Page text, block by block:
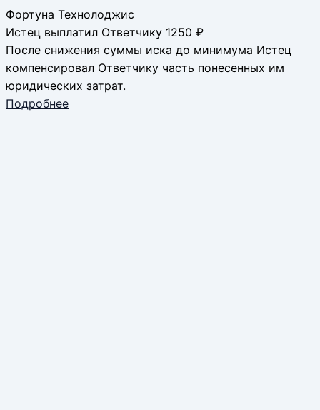
Фортуна Технолоджис
Истец выплатил Ответчику 1250 ₽
После снижения суммы иска до минимума Истец
компенсировал Ответчику часть понесенных им
юридических затрат.
Подробнее